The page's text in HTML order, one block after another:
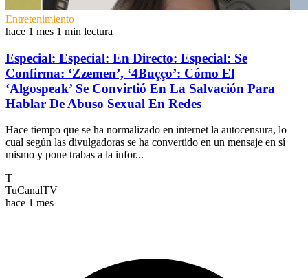
Entretenimiento
hace 1 mes 1 min lectura
Especial: Especial: En Directo: Especial: Se
Confirma: ‘Zzemen’, ‘4Buçço’: Cómo El
‘Algospeak’ Se Convirtió En La Salvación Para
Hablar De Abuso Sexual En Redes
Hace tiempo que se ha normalizado en internet la autocensura, lo
cual según las divulgadoras se ha convertido en un mensaje en sí
mismo y pone trabas a la infor...
T
TuCanalTV
hace 1 mes